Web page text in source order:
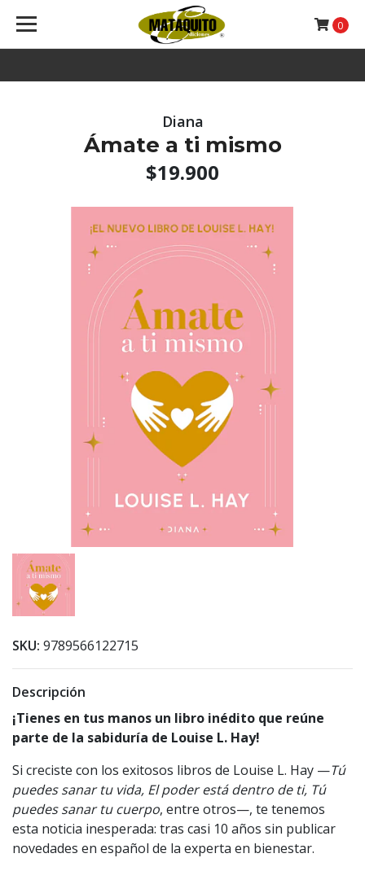
0
Diana
Ámate a ti mismo
$19.900
SKU: 9789566122715
Descripción
¡Tienes en tus manos un libro inédito que reúne
parte de la sabiduría de Louise L. Hay!
Si creciste con los exitosos libros de Louise L. Hay —Tú
puedes sanar tu vida, El poder está dentro de ti, Tú
puedes sanar tu cuerpo, entre otros—, te tenemos
esta noticia inesperada: tras casi 10 años sin publicar
novedades en español de la experta en bienestar.